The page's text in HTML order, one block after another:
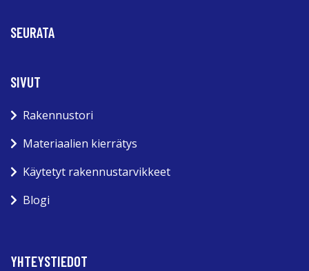
SEURATA
SIVUT
Rakennustori
Materiaalien kierrätys
Käytetyt rakennustarvikkeet
Blogi
YHTEYSTIEDOT